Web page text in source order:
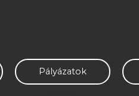
Pályázatok